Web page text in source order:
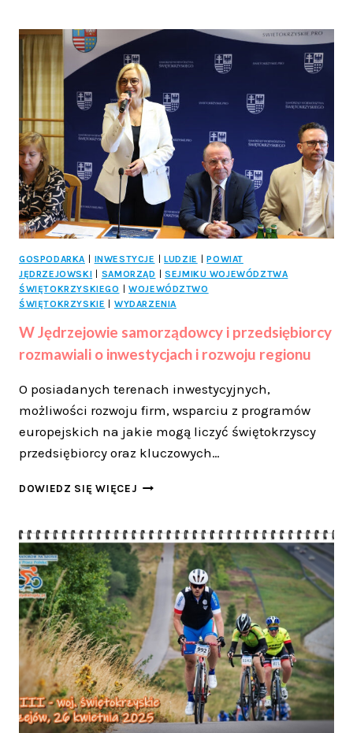
2025
GOSPODARKA INWESTYCJE LUDZIE
POWIAT
JĘDRZEJOWSKI
SAMORZĄD
SEJMIKU WOJEWÓDZTWA
ŚWIĘTOKRZYSKIEGO
WOJEWÓDZTWO
ŚWIĘTOKRZYSKIE
WYDARZENIA
W Jędrzejowie samorządowcy i przedsiębiorcy
rozmawiali o inwestycjach i rozwoju regionu
O posiadanych terenach inwestycyjnych,
możliwości rozwoju firm, wsparciu z programów
europejskich na jakie mogą liczyć świętokrzyscy
przedsiębiorcy oraz kluczowych…
DOWIEDZ SIĘ WIĘCEJ W
I
PRZEDSIĘBIORCY
ROZMAWIALI
O
INWESTYCJACH
ROZWOJU
REGIONU